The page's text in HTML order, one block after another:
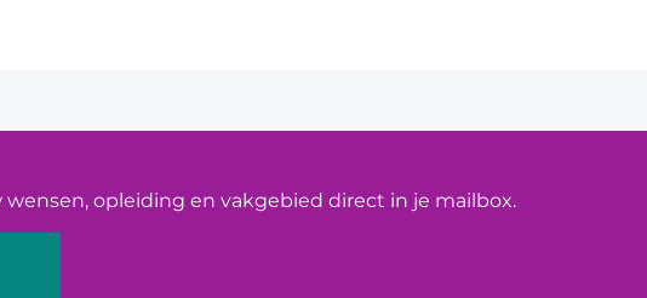
opleiding en vakgebied direct in je mailbox.